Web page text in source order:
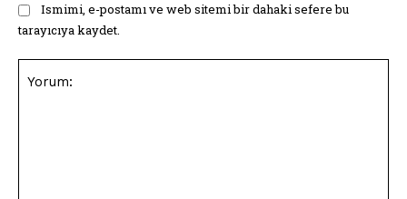
Ismimi, e-postamı ve web sitemi bir dahaki sefere bu
tarayıcıya kaydet.